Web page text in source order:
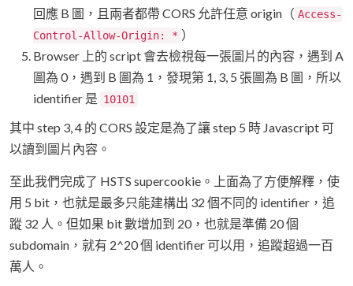
回應 B 圖，且兩者都帶 CORS 允許任意 origin（ Access-
Control-Allow-Origin: * ）
Browser 上的 script 會去檢視每一張圖片的內容，遇到 A
圖為 0，遇到 B 圖為 1，發現第 1, 3, 5 張圖為 B 圖，所以
identifier 是 10101
其中 step 3, 4 的 CORS 設定是為了讓 step 5 時 Javascript 可
以讀到圖片內容。
至此我們完成了 HSTS supercookie。上面為了方便解釋，使
用 5 bit，也就是最多只能建構出 32 個不同的 identifier，追
蹤 32 人。但如果 bit 數增加到 20，也就是準備 20 個
subdomain，就有 2^20 個 identifier 可以用，追蹤超過一百
萬人。